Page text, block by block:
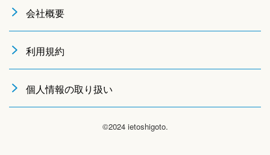
会社概要
利用規約
個人情報の取り扱い
©2024 ietoshigoto.